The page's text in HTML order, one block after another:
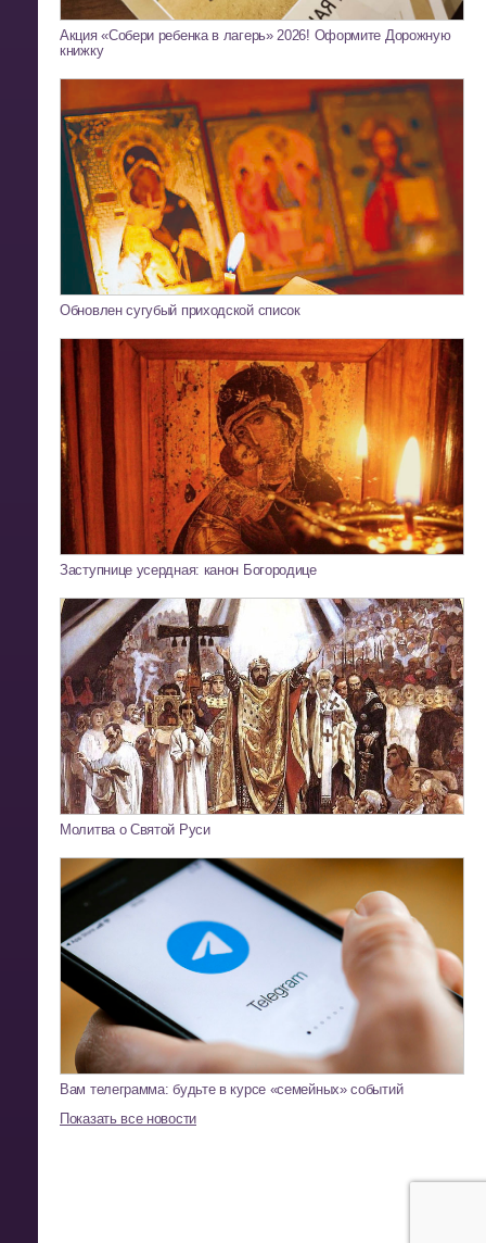
Акция «Собери ребенка в лагерь» 2026! Оформите Дорожную
книжку
Обновлен сугубый приходской список
Заступнице усердная: канон Богородице
Молитва о Святой Руси
Вам телеграмма: будьте в курсе «семейных» событий
Показать все новости